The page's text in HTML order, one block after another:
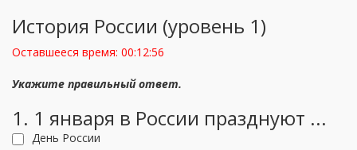
История России (уровень 1)
Оставшееся время: 00:12:56
Укажите правильный ответ.
1. 1 января в России празднуют ...
День России